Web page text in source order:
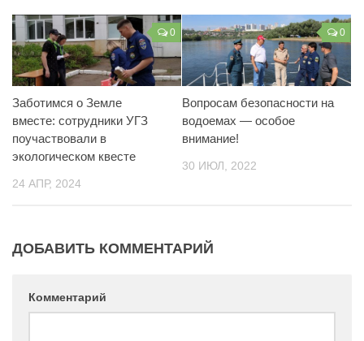
0
Заботимся о Земле
вместе: сотрудники УГЗ
поучаствовали в
экологическом квесте
24 АПР, 2024
0
Вопросам безопасности на
водоемах — особое
внимание!
30 ИЮЛ, 2022
ДОБАВИТЬ КОММЕНТАРИЙ
Комментарий